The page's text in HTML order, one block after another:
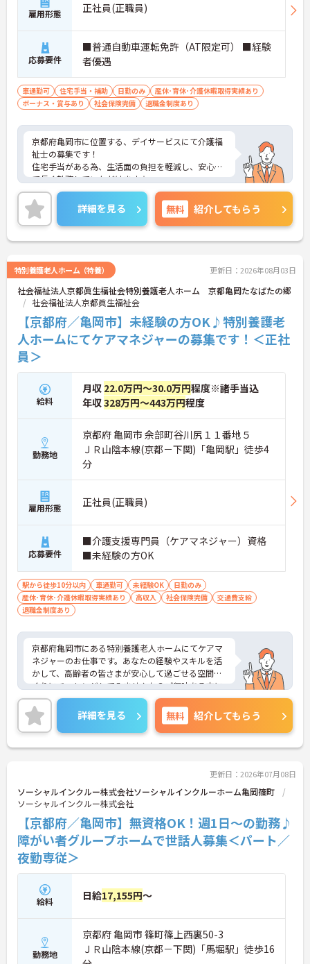
雇用形態 正社員(正職員)
応募要件
■普通自動車運転免許（AT限定可） ■経験
者優遇
車通勤可 住宅手当・補助 日勤のみ
産休･育休･介護休暇取得実績あり
ボーナス・賞与あり
社会保険完備 退職金制度あり
京都府亀岡市に位置する、デイサービスにて介護福
祉士の募集です！
住宅手当がある為、生活面の負担を軽減し、安心し
て長く勤務していただけます☆
また、昇給・賞与があるので、モチベーションを保
ちながら働くことができます♪
さらに、マイカー通勤可能なので通勤らくらくです
◎
ご興味のある方には、面接対策ポイントなど、さら
さい！
詳細を見る 無料 紹介してもらう
特別養護老人ホーム（特養） 更新日：2026年08月03日
社会福祉法人京都眞生福祉会特別養護老人ホーム 京都亀岡たなばたの郷
社会福祉法人京都眞生福祉会
【京都府／亀岡市】未経験の方OK♪特別養護老
人ホームにてケアマネジャーの募集です！＜正社
員＞
給料
月収 22.0万円～30.0万円程度※諸手当込
年収328万円～443万円程度
勤務地
京都府 亀岡市 余部町谷川尻１１番地５
ＪＲ山陰本線(京都－下関)「亀岡駅」徒歩4
分
雇用形態 正社員(正職員)
応募要件
■介護支援専門員（ケアマネジャー）資格
■未経験の方OK
駅から徒歩10分以内 車通勤可 未経験OK
日勤のみ
産休･育休･介護休暇取得実績あり
高収入 社会保険完備
交通費支給
退職金制度あり
京都府亀岡市にある特別養護老人ホームにてケアマ
ネジャーのお仕事です。あなたの経験やスキルを活
かして、高齢者の皆さまが安心して過ごせる空間づ
くりにチャレンジしてみませんか？ご興味ある方に
は、面接対策ポイントなど、さらに詳細をお話しい
たしますのでお気軽にご相談ください。
詳細を見る 無料 紹介してもらう
更新日：2026年07月08日
ソーシャルインクルー株式会社ソーシャルインクルーホーム亀岡篠町
ソーシャルインクルー株式会社
【京都府／亀岡市】無資格OK！週1日～の勤務♪
障がい者グループホームで世話人募集＜パート／
夜勤専従＞
給料 日給17,155円～
勤務地
京都府 亀岡市 篠町篠上西裏50-3
ＪＲ山陰本線(京都－下関)「馬堀駅」徒歩16